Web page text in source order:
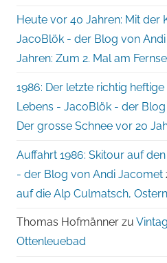
Heute vor 40 Jahren: Mit der
JacoBlök - der Blog von
Jahren: Zum 2. Mal am
1986: Der letzte richtig
Lebens - JacoBlök - der
Der grosse Schnee vor 20
Auffahrt 1986: Skitour auf
- der Blog von Andi Jacomet
auf die Alp Culmatsch,
Thomas Hofmänner zu
Ottenleuebad